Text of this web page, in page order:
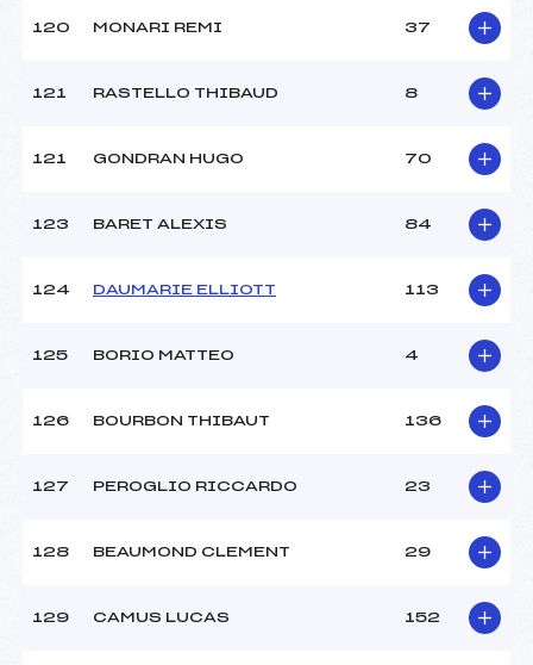
120 MONARI REMI 37
121 RASTELLO THIBAUD 8
121 GONDRAN HUGO 70
123 BARET ALEXIS 84
124 DAUMARIE ELLIOTT 113
125 BORIO MATTEO 4
126 BOURBON THIBAUT 136
127 PEROGLIO RICCARDO 23
128 BEAUMOND CLEMENT 29
129 CAMUS LUCAS 152